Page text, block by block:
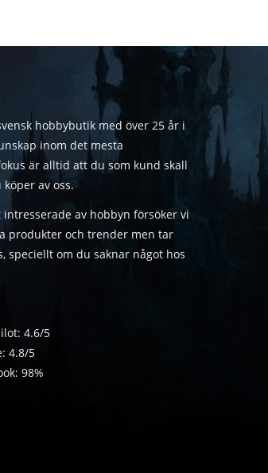
hobbybutik med över 25 år i
inom det mesta
är alltid att du som kund skall
av oss.
intresserade av hobbyn försöker vi
produkter och trender men tar
speciellt om du saknar något hos
4.6/5
4.8/5
98%